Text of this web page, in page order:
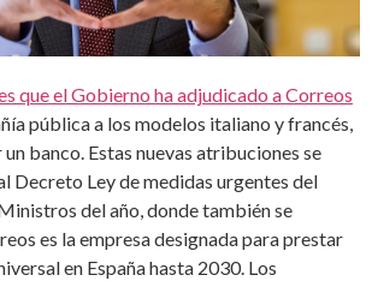
que el Gobierno ha adjudicado a Correos
pública a los modelos italiano y francés,
banco. Estas nuevas atribuciones se
Decreto Ley de medidas urgentes del
del año, donde también se
es la empresa designada para prestar
en España hasta 2030. Los